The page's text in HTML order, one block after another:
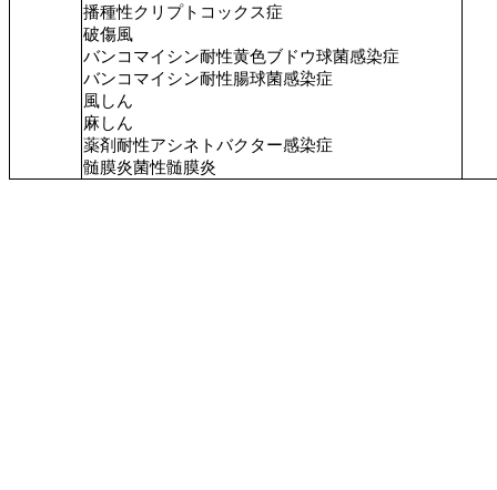
播種性クリプトコックス症
破傷風
バンコマイシン耐性黄色ブドウ球菌感染症
バンコマイシン耐性腸球菌感染症
風しん
麻しん
薬剤耐性アシネトバクター感染症
髄膜炎菌性髄膜炎